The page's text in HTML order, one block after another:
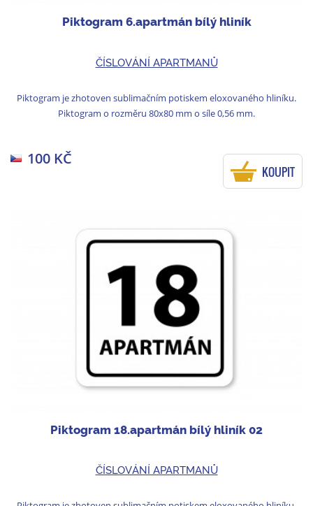
Piktogram 6.apartmán bílý hliník
ČÍSLOVÁNÍ APARTMANŮ
Piktogram je zhotoven sublimačním potiskem eloxovaného hliníku.
Piktogram o rozměru 80x80 mm o síle 0,56 mm.
100 KČ
KOUPIT
Piktogram 18.apartmán bílý hliník 02
ČÍSLOVÁNÍ APARTMANŮ